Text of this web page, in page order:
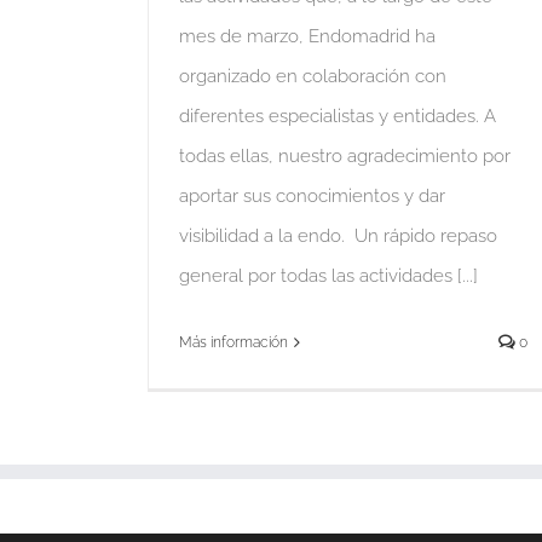
mes de marzo, Endomadrid ha
organizado en colaboración con
diferentes especialistas y entidades. A
todas ellas, nuestro agradecimiento por
aportar sus conocimientos y dar
visibilidad a la endo. Un rápido repaso
general por todas las actividades [...]
Más información 0